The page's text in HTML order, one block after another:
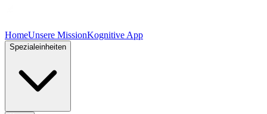
HomeUnsere MissionKognitive App
Spezialeinheiten